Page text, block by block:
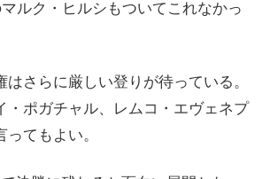
ルク・ヒルシもついてこれなかっ
はさらに厳しい登りが待っている。
・ポガチャル、レムコ・エヴェネプ
てもよい。